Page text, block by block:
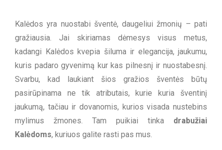
Kalėdos yra nuostabi šventė, daugeliui žmonių – pati
gražiausia. Jai skiriamas dėmesys visus metus,
kadangi Kalėdos kvepia šiluma ir elegancija, jaukumu,
kuris padaro gyvenimą kur kas pilnesnį ir nuostabesnį.
Svarbu, kad laukiant šios gražios šventės būtų
pasirūpinama ne tik atributais, kurie kuria šventinį
jaukumą, tačiau ir dovanomis, kurios visada nustebins
mylimus žmones. Tam puikiai tinka drabužiai
Kalėdoms, kuriuos galite rasti pas mus.